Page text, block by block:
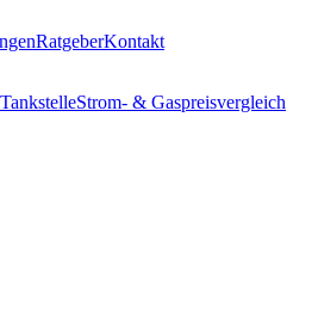
RatgeberKontakt
TankstelleStrom- & Gaspreisvergleich